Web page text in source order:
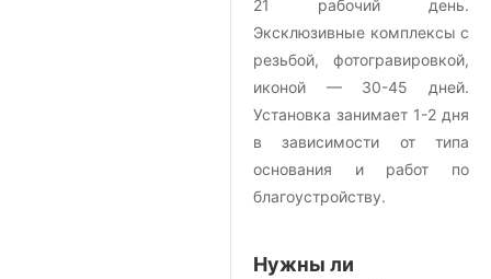
21 рабочий день.
Эксклюзивные комплексы с
резьбой, фотогравировкой,
иконой — 30-45 дней.
Установка занимает 1-2 дня
в зависимости от типа
основания и работ по
благоустройству.
Нужны ли